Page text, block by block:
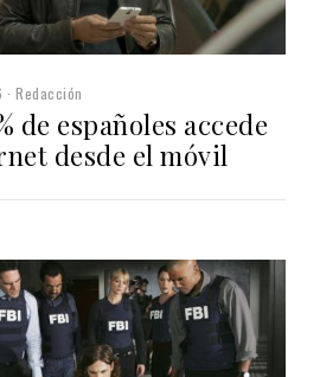
Redacción
de españoles accede
desde el móvil